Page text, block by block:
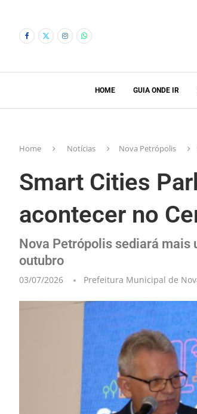
HOME GUIA ONDE IR
Home Notícias Nova Petrópolis
Smart Cities
acontecer no
Nova Petrópolis sediará mais
outubro
03/07/2026 Prefeitura Municipal de